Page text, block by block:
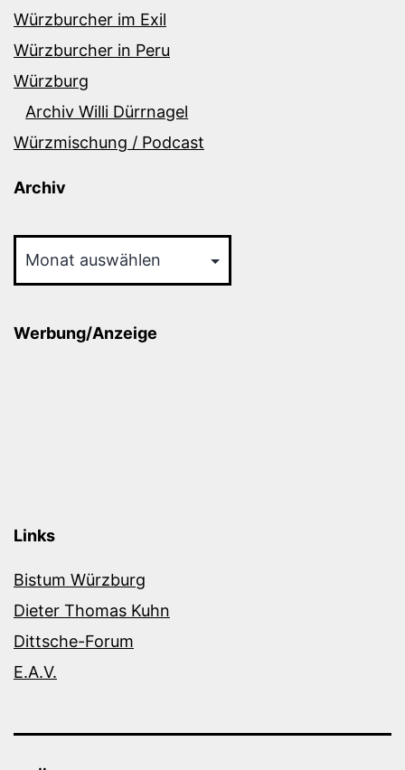
Würzburcher im Exil
Würzburcher in Peru
Würzburg
Archiv Willi Dürrnagel
Würzmischung / Podcast
Archiv
Werbung/Anzeige
Links
Bistum Würzburg
Dieter Thomas Kuhn
Dittsche-Forum
E.A.V.